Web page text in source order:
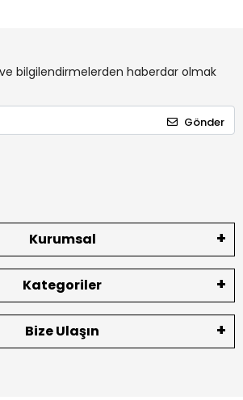
bilgilendirmelerden haberdar olmak
Gönder
Kurumsal
Kategoriler
Bize Ulaşın